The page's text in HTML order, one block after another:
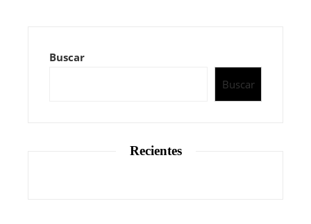
Buscar
Buscar
Recientes